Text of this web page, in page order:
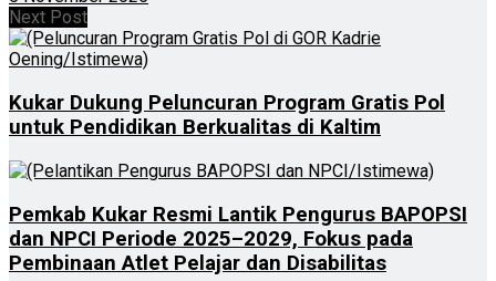
Next Post
Kukar Dukung Peluncuran Program Gratis Pol
untuk Pendidikan Berkualitas di Kaltim
Pemkab Kukar Resmi Lantik Pengurus BAPOPSI
dan NPCI Periode 2025–2029, Fokus pada
Pembinaan Atlet Pelajar dan Disabilitas